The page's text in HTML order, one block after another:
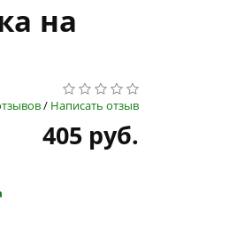
на
/ Написать отзыв
405 руб.